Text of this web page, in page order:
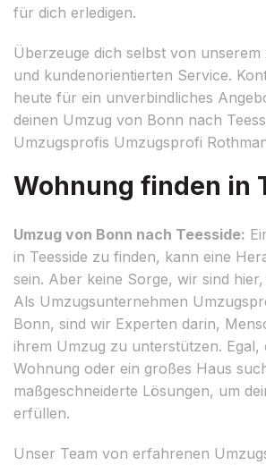
für dich erledigen.
Überzeuge dich selbst von unserem
und kundenorientierten Service.
heute für ein unverbindliches
deinen Umzug von Bonn nach
Umzugsprofis Umzugsprofi
Wohnung finden in
Umzug von Bonn nach Teesside:
in Teesside zu finden, kann eine
sein. Aber keine Sorge, wir sind
Als Umzugsunternehmen
Bonn, sind wir Experten darin,
ihrem Umzug zu unterstützen. Egal,
Wohnung oder ein großes Haus
maßgeschneiderte Lösungen, um
erfüllen.
Unser Team von erfahrenen